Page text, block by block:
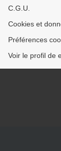
C.G.U.
Cookies et
Préférences
Voir le profil de